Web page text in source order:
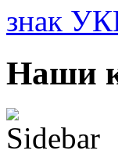
знак
Наши